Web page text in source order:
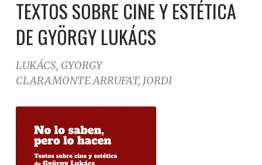
TEXTOS SOBRE CINE Y ESTÉTICA
DE GYÖRGY LUKÁCS
LUKÁCS, GYORGY
CLARAMONTE ARRUFAT, JORDI